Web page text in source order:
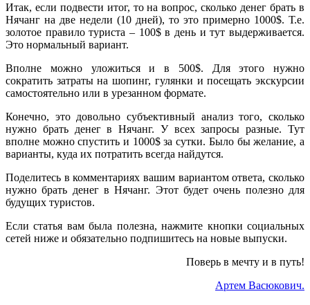
Итак, если подвести итог, то на вопрос, сколько денег брать в
Нячанг на две недели (10 дней), то это примерно 1000$. Т.е.
золотое правило туриста – 100$ в день и тут выдерживается.
Это нормальный вариант.
Вполне можно уложиться и в 500$. Для этого нужно
сократить затраты на шопинг, гулянки и посещать экскурсии
самостоятельно или в урезанном формате.
Конечно, это довольно субъективный анализ того, сколько
нужно брать денег в Нячанг. У всех запросы разные. Тут
вполне можно спустить и 1000$ за сутки. Было бы желание, а
варианты, куда их потратить всегда найдутся.
Поделитесь в комментариях вашим вариантом ответа, сколько
нужно брать денег в Нячанг. Этот будет очень полезно для
будущих туристов.
Если статья вам была полезна, нажмите кнопки социальных
сетей ниже и обязательно подпишитесь на новые выпуски.
Поверь в мечту и в путь!
Артем Васюкович.